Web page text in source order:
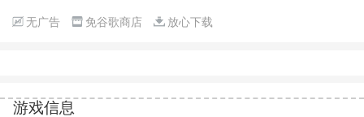
无广告 免谷歌商店 放心下载
游戏信息